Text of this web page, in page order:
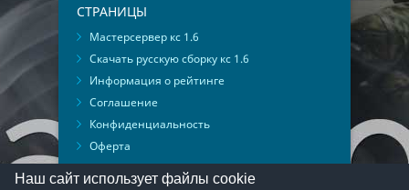
СТРАНИЦЫ
Мастерсервер кс 1.6
Скачать русскую сборку кс 1.6
Информация о рейтинге
Соглашение
Конфиденциальность
Оферта
Мониторинг ВКонтакте
Наш сайт использует файлы cookie